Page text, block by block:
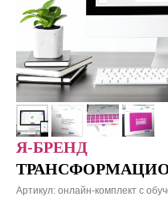
Я-БРЕНД
Артикул: онлайн-комплект с